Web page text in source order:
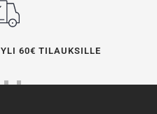
60€ TILAUKSILLE